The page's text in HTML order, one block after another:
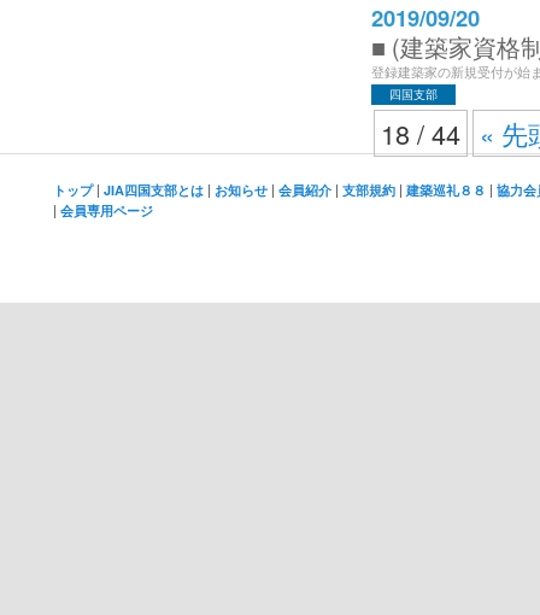
2019/09/20
■ (建築家資格
登録建築家の新規受付が
四国支部
18 / 44 « 先
トップ| JIA四国支部とは | お知らせ | 会員紹介 | 支部規約 | 建築巡礼８８ | 協力会
| 会員専用ページ